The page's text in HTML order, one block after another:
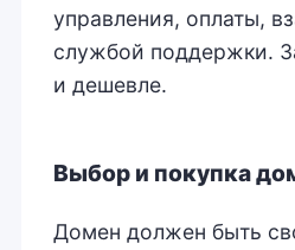
управления, оплаты,
службой поддержки.
и дешевле.
Выбор и покупка
Домен должен быть